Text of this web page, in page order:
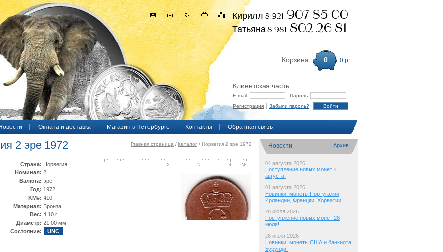
Кирилл 8 921 907 85 00
Татьяна 8 981 802 26 81
Корзина: 0 0 р
Клиентская часть:
E-mail:
Пароль:
Регистрация | Забыли пароль?
Новости Оплата и доставка Магазин в Петербурге Контакты Обратная связь
Новости | Архив
04 августа 2026
Поступление новых монет 4
августа!
01 августа 2026
Новинки: монеты Португалии,
Ирландии, Франции, Хорватии!
28 июля 2026
Поступление новых монет 28
июля!
26 июля 2026
Новинки: монеты США и банкнота
Бурунди!
Главная страница / Каталог / Норвегия 2 эре 1972
2 эре 1972
Страна: Норвегия
Номинал: 2
Валюта: эре
Год: 1972
KM#: 410
Материал: Бронза
Вес: 4.10 г
Диаметр: 21.00 мм
Состояние:
UNC